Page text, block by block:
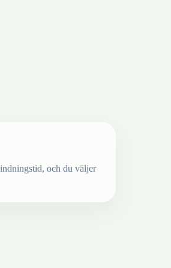
och du väljer